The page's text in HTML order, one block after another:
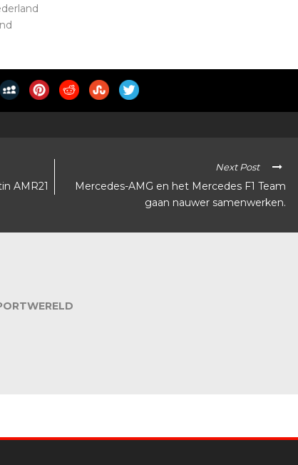
AMR21
Next Post
Mercedes-AMG en het Mercedes F1 Team
gaan nauwer samenwerken.